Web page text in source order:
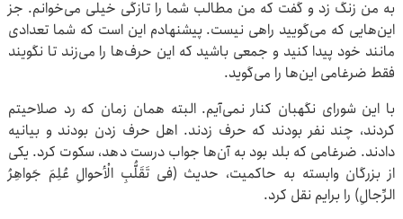
به من زنگ زد و گفت که من مطالب شما را تازگی خیلی می‌خوانم. جز
این‌هایی که می‌گویید راهی نیست. پیشنهادم این است که شما تعدادی
مانند خود پیدا کنید و جمعی باشید که این حرف‌ها را می‌زند تا نگویند
فقط ضرغامی این‌ها را می‌گوید.
با این شورای نگهبان کنار نمی‌آیم. البته همان زمان که رد صلاحیتم
کردند، چند نفر بودند که حرف زدند. اهل حرف زدن بودند و بیانیه
دادند. ضرغامی که بلد بود به آن‌ها جواب درست دهد، سکوت کرد. یکی
از بزرگان وابسته به حاکمیت، حدیث (فی تَقَلُّبِ الْأحوالِ عُلِمَ جَواهِرُ
الرِّجالِ) را برایم نقل کرد.